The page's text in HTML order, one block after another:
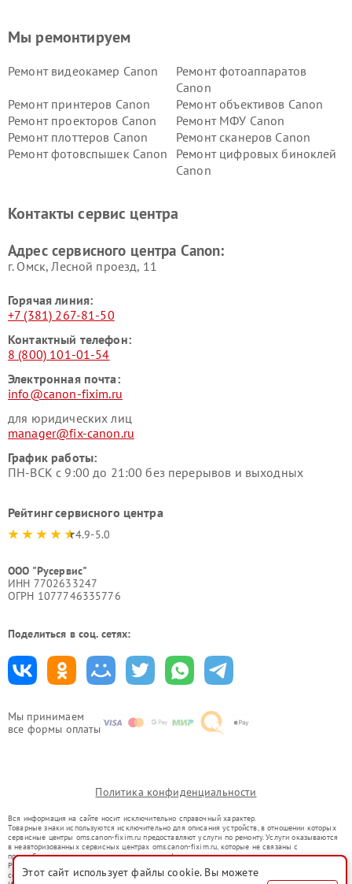
Мы принимаем
все формы оплаты
Мы ремонтируем
Ремонт видеокамер Canon
Ремонт фотоаппаратов
Canon
Ремонт принтеров Canon
Ремонт объективов Canon
Ремонт проекторов Canon
Ремонт МФУ Canon
Ремонт плоттеров Canon
Ремонт сканеров Canon
Ремонт фотовспышек Canon
Ремонт цифровых биноклей
Canon
Контакты сервис центра
Адрес сервисного центра Canon:
г. Омск, ​Лесной проезд, 11
Горячая линия:
+7 (381) 267-81-50
Контактный телефон:
8 (800) 101-01-54
Электронная почта:
info@canon-fixim.ru
для юридических лиц
manager@fix-canon.ru
График работы:
ПН-ВСК с 9:00 до 21:00 без перерывов и выходных
Рейтинг сервисного центра
4.9-5.0
ООО "Русервис"
ИНН 7702633247
ОГРН 1077746335776
Поделиться в соц. сетях:
Политика конфиденциальности
Вся информация на сайте носит исключительно справочный характер.
Товарные знаки используются исключительно для описания устройств, в отношении которых
сервисные центры oms.canon-fixim.ru предоставляют услуги по ремонту. Услуги оказываются
в неавторизованных сервисных центрах oms.canon-fixim.ru, которые не связаны с
правообладателями товарных знаков или их официальными представителями.
Ремонт осуществляется для устройств, уже введенных в гражданский оборот в соответствии
со статьей 1487 ГК РФ.
Этот сайт использует файлы cookie. Вы можете